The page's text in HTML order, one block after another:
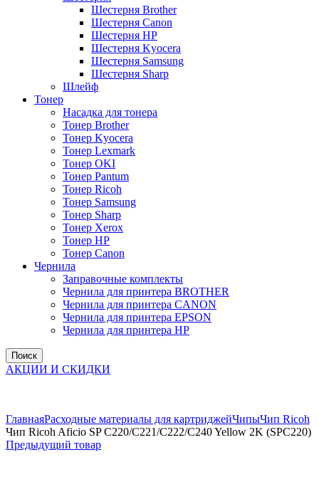
Шестерня Brother
Шестерня Canon
Шестерня HP
Шестерня Kyocera
Шестерня Samsung
Шестерня Sharp
Шлейф
Тонер
Насадка для тонера
Тонер Brother
Тонер Kyocera
Тонер Lexmark
Тонер OKI
Тонер Pantum
Тонер Ricoh
Тонер Samsung
Тонер Sharp
Тонер Xerox
Тонер НР
Тонер Саnon
Чернила
Заправочные комплекты
Чернила для принтера BROTHER
Чернила для принтера CANON
Чернила для принтера EPSON
Чернила для принтера HP
Поиск
АКЦИИ И СКИДКИ
ГлавнаяРасходные материалы для картриджейЧипыЧип Ricoh
Чип Ricoh Aficio SP C220/C221/C222/C240 Yellow 2K (SPС220)
Предыдущий товар